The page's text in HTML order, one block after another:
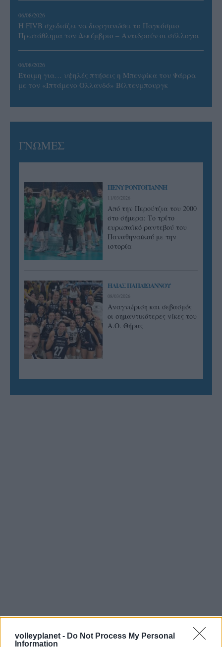
volleyplanet - Do Not Process My Personal
Information
06/08/2026
Η FIVB σχεδιάζει να διοργανώσει το Παγκόσμιο
Πρωτάθλημα τον Δεκέμβριο – Αντιδρούν οι σύλλογοι
06/08/2026
Έτοιμη για… υψηλές πτήσεις η Μπενφίκα του Ψάρρα
με τον «Ιπτάμενο Ολλανδό» Βίλτενμπουργκ
ΓΝΩΜΕΣ
ΠΕΝΥ ΡΟΝΤΟΓΙΑΝΝΗ
11/03/2026
Από την Περούτζια του 2000
στο σήμερα: Tο τρίτο
ευρωπαϊκό ραντεβού του
Παναθηναϊκού με την
ιστορία
ΗΛΙΑΣ ΠΑΠΑΪΩΑΝΝΟΥ
08/03/2026
Αναγνώριση και σεβασμός
οι σημαντικότερες νίκες του
Α.Ο. Θήρας